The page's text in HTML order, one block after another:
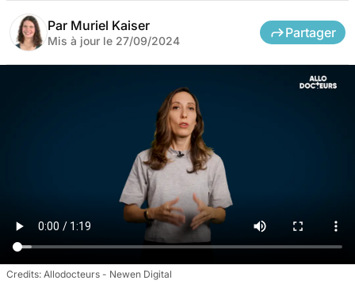
Par Muriel Kaiser
Mis à jour le 27/09/2024
Partager
Allodocteurs - Newen Digital